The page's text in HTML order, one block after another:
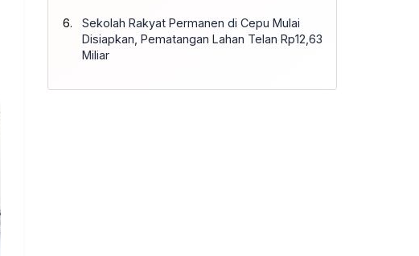
Sekolah Rakyat Permanen di Cepu Mulai
Disiapkan, Pematangan Lahan Telan Rp12,63
Miliar